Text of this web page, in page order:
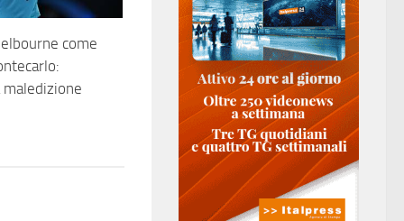
come
maledizione